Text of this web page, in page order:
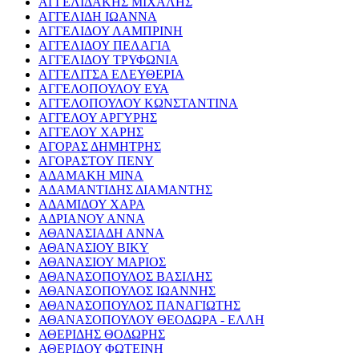
ΑΓΓΕΛΙΔΗ ΙΩΑΝΝΑ
ΑΓΓΕΛΙΔΟΥ ΛΑΜΠΡΙΝΗ
ΑΓΓΕΛΙΔΟΥ ΠΕΛΑΓΙΑ
ΑΓΓΕΛΙΔΟΥ ΤΡΥΦΩΝΙΑ
ΑΓΓΕΛΙΤΣΑ ΕΛΕΥΘΕΡΙΑ
ΑΓΓΕΛΟΠΟΥΛΟΥ ΕΥΑ
ΑΓΓΕΛΟΠΟΥΛΟΥ ΚΩΝΣΤΑΝΤΙΝΑ
ΑΓΓΕΛΟΥ ΑΡΓΥΡΗΣ
ΑΓΓΕΛΟΥ ΧΑΡΗΣ
ΑΓΟΡΑΣ ΔΗΜΗΤΡΗΣ
ΑΓΟΡΑΣΤΟΥ ΠΕΝΥ
ΑΔΑΜΑΚΗ ΜΙΝΑ
ΑΔΑΜΑΝΤΙΔΗΣ ΔΙΑΜΑΝΤΗΣ
ΑΔΑΜΙΔΟΥ ΧΑΡΑ
ΑΔΡΙΑΝΟΥ ΑΝΝΑ
ΑΘΑΝΑΣΙΑΔΗ ΑΝΝΑ
ΑΘΑΝΑΣΙΟΥ ΒΙΚΥ
ΑΘΑΝΑΣΙΟΥ ΜΑΡΙΟΣ
ΑΘΑΝΑΣΟΠΟΥΛΟΣ ΒΑΣΙΛΗΣ
ΑΘΑΝΑΣΟΠΟΥΛΟΣ ΙΩΑΝΝΗΣ
ΑΘΑΝΑΣΟΠΟΥΛΟΣ ΠΑΝΑΓΙΩΤΗΣ
ΑΘΑΝΑΣΟΠΟΥΛΟΥ ΘΕΟΔΩΡΑ - ΕΛΛΗ
ΑΘΕΡΙΔΗΣ ΘΟΔΩΡΗΣ
ΑΘΕΡΙΔΟΥ ΦΩΤΕΙΝΗ